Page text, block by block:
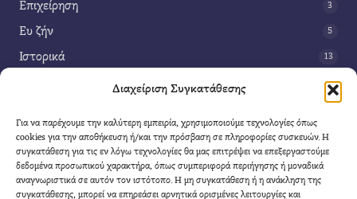
Διαχείριση Συγκατάθεσης
Για να παρέχουμε την καλύτερη εμπειρία, χρησιμοποιούμε τεχνολογίες όπως
cookies για την αποθήκευση ή/και την πρόσβαση σε πληροφορίες συσκευών. Η
συγκατάθεση για τις εν λόγω τεχνολογίες θα μας επιτρέψει να επεξεργαστούμε
δεδομένα προσωπικού χαρακτήρα, όπως συμπεριφορά περιήγησης ή μοναδικά
αναγνωριστικά σε αυτόν τον ιστότοπο. Η μη συγκατάθεση ή η ανάκληση της
συγκατάθεσης, μπορεί να επηρεάσει αρνητικά ορισμένες λειτουργίες και
Επιχείρηση 3
Ευ ζήν 5
Ιστορικά 13
42
Τέχνη 3
Τεχνολογία
Υγεία